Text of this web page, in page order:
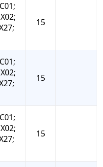
15
15
15